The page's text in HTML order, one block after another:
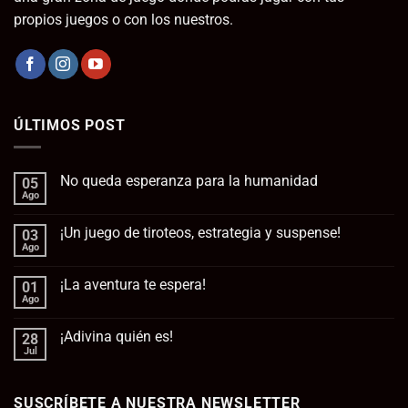
propios juegos o con los nuestros.
ÚLTIMOS POST
05
Ago
No queda esperanza para la humanidad
en
para
la
03
Ago
¡Un juego de tiroteos, estrategia y suspense!
en
tiroteos,
estrategia
01
Ago
¡La aventura te espera!
en
28
Jul
¡Adivina quién es!
¡Adivina
SUSCRÍBETE A NUESTRA NEWSLETTER